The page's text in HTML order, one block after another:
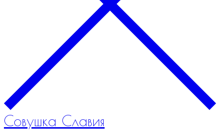
Совушка Славия